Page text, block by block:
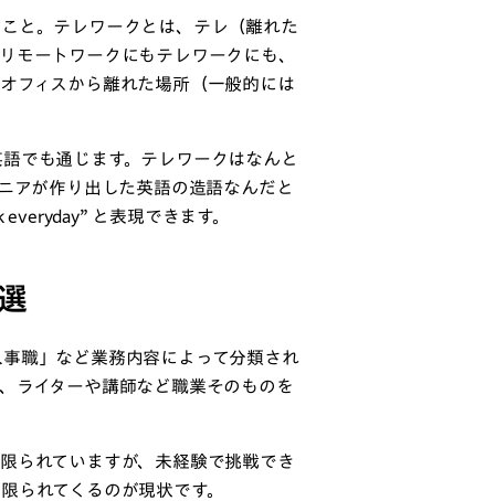
と。テレワークとは、テレ（離れた
モートワークにもテレワークにも、
フィスから離れた場所（一般的には
でも通じます。テレワークはなんと
アが作り出した英語の造語なんだと
と表現できます。
職」など業務内容によって分類され
ライターや講師など職業そのものを
られていますが、未経験で挑戦でき
られてくるのが現状です。